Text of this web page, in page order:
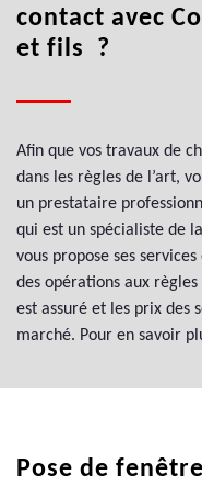
contact avec
et fils ?
Afin que vos travaux de
dans les règles de l’art,
un prestataire
qui est un spécialiste de
vous propose ses
des opérations aux
est assuré et les prix des
marché. Pour en savoir
Pose de